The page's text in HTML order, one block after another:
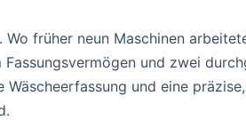
früher neun Maschinen
und zwei
und eine